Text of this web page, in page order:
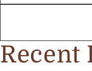
Recent